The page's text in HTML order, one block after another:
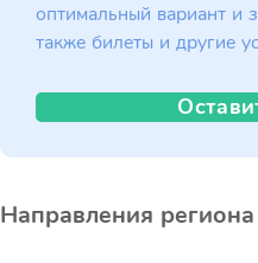
оптимальный вариант и
также билеты и другие
Направления региона